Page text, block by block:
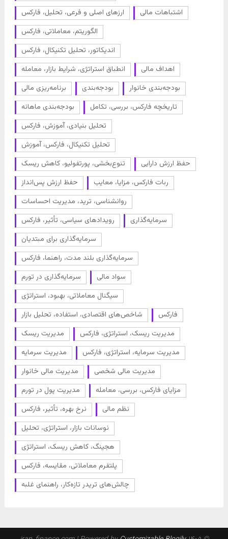
ارزهای اصلی و فرعی، تحلیل، فارکس
اشتباهات مالی
الگوریتم، معاملاتی، فارکس
اندیکاتور، تحلیل تکنیکال، فارکس
انطباق استراتژی، شرایط بازار، معامله
اهداف مالی
برنامه‌ریزی مالی
بودجه‌بندی
بودجه‌بندی خانوار
بودجه‌بندی ماهانه
تاریخچه فارکس، بررسی، تکامل
تحلیل بنیادی، آموزش، فارکس
تحلیل تکنیکال، فارکس، آموزش
تنوع‌بخشی، پورتفولیو، کاهش ریسک
حفظ ارزش دارایی
حفظ ارزش پس‌انداز
ربات فارکس، مزایا، معایب
روانشناسی، ترید، مدیریت احساسات
رویدادهای سیاسی، تأثیر، فارکس
سرمایه‌گذاری
سرمایه‌گذاری برای مبتدیان
سرمایه‌گذاری بلند مدت، راهنما، فارکس
سرمایه‌گذاری در تورم
سواد مالی
سیگنال معاملاتی، بهبود، استراتژی
شاخص‌های اقتصادی، استفاده، تحلیل بازار
فارکس
مدیریت ریسک
مدیریت ریسک، استراتژی، فارکس
مدیریت سرمایه
مدیریت سرمایه، استراتژی، فارکس
مدیریت مالی خانوار
مدیریت مالی شخصی
مدیریت پول در تورم
مزایای فارکس، بررسی، معامله
نرخ بهره، تأثیر، فارکس
نظم مالی
نوسانات بازار، استراتژی، تحلیل
هجینگ، کاهش ریسک، استراتژی
پلتفرم معاملاتی، مقایسه، فارکس
چالش‌های تریدر تازه‌کار، راهنمای غلبه